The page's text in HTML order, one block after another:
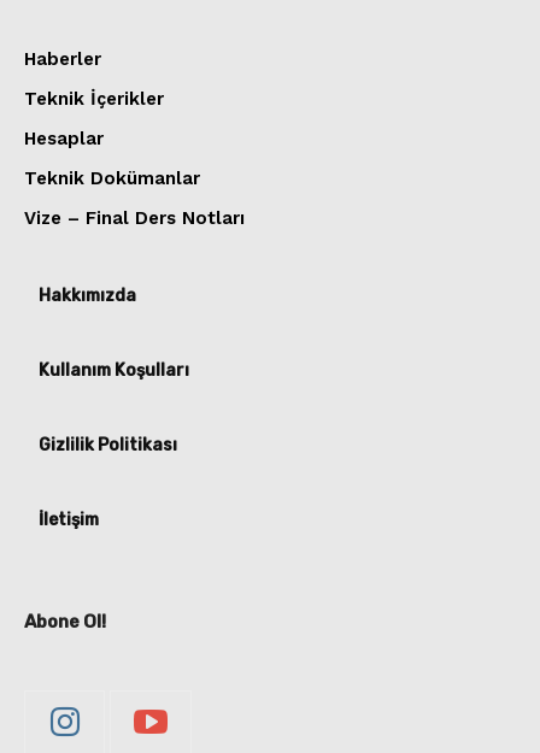
Haberler
Teknik İçerikler
Hesaplar
Teknik Dokümanlar
Vize – Final Ders Notları
Hakkımızda
Kullanım Koşulları
Gizlilik Politikası
İletişim
Abone Ol!